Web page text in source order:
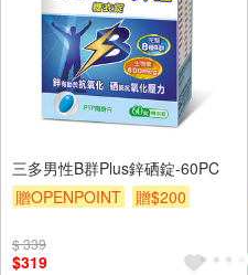
三多男性B群Plus鋅硒錠-60PC
贈OPENPOINT
贈$200
$ 339
$319